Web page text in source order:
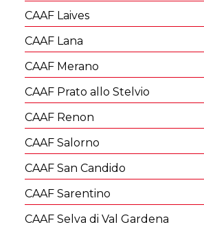
CAAF Laives
CAAF Lana
CAAF Merano
CAAF Prato allo Stelvio
CAAF Renon
CAAF Salorno
CAAF San Candido
CAAF Sarentino
CAAF Selva di Val Gardena